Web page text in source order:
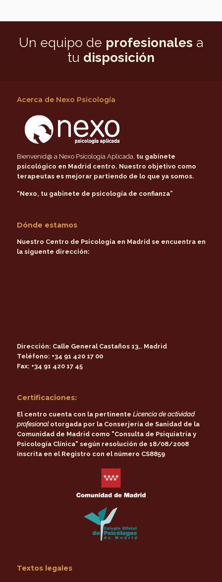
Un equipo de profesionales a
tu disposición
Acerca de Nexo Psicología
Bienvenid@ a Nexo Psicología Aplicada, tu gabinete
psicológico en Madrid centro. Nuestro objetivo como
terapeutas es mejorar partiendo de lo que ya somos.
“Nexo, tu gabinete de psicología de confianza”
Dónde estamos
Nuestro Centro de Psicología en Madrid se encuentra en
la siguente dirección:
Dirección: Calle General Castaños 13,. Madrid
Teléfono: +34 91 420 17 00
Fax: +34 91 420 17 45
Certificaciones:
El centro cuenta con la pertinente Licencia de actividad
profesionalotorgada por la Conserjería de Sanidad de la
Comunidad de Madridcomo "Consulta de Psiquiatría y
Psicología Clínica" según resolución de 18/08/2008
inscrita en el Registro con el número CS8859
Textos legales